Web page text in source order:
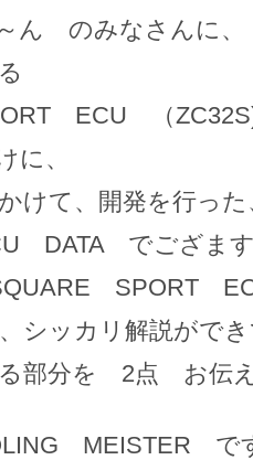
ん のみなさんに、
ECU （
に、
けて、開発を行った
DATA でござます
SPORT
シッカリ解説がで
る部分を 2点 お伝
MEISTER